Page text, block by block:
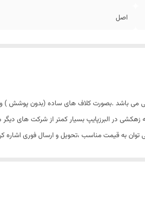
اصل
می باشد .بصورت کلاف های ساده (بدون پوشش )
در البرزپایپ بسیار کمتر از شرکت های دیگر
توان به قیمت مناسب ،تحویل و ارسال فوری اشاره